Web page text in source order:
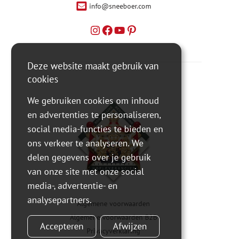
info@sneeboer.com
Algemene voorwaarden
Algemene voorwaarden B2B
Privacyverklaring
Deze website maakt gebruik van
cookies
We gebruiken cookies om inhoud
en advertenties te personaliseren,
social media-functies te bieden en
ons verkeer te analyseren. We
delen gegevens over je gebruik
van onze site met onze social
media-, advertentie- en
analysepartners.
Accepteren Afwijzen